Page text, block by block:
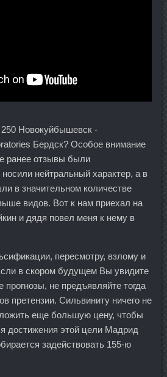
250 Новокуйбышевск -
Бердск? Особое внимание
ранее отзывы были
нейтральный характер, а в
в значительном количестве
видов. Вот к нам приехал на
и дядя повел меня к нему в
пересмотру, взлому и
в скором будущем Вы увидите
прогнозы, не предъявляйте тогда
претензии. Сильвиниту ничего не
еще большую цену, чтобы
достижения этой цели Мадрид
задействовать 155-ю